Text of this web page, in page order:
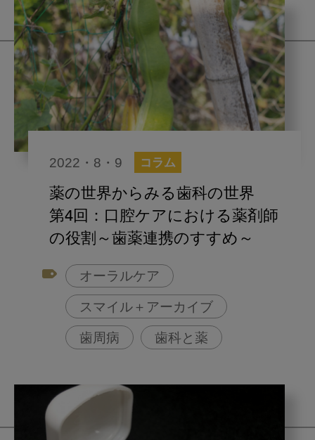
2022・8・9 コラム
薬の世界からみる歯科の世界
第4回：口腔ケアにおける薬剤師
の役割～歯薬連携のすすめ～
オーラルケア
スマイル＋アーカイブ
歯周病 歯科と薬